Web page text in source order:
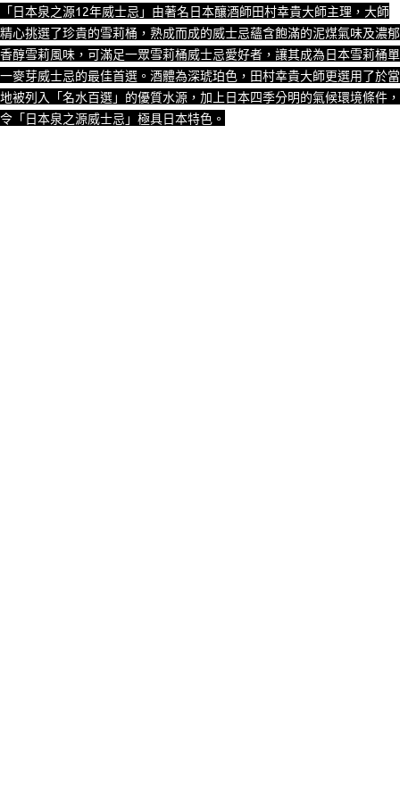
「日本泉之源12年威士忌」由著名日本釀酒師田村幸貴大師主理，大師
精心挑選了珍貴的雪莉桶，熟成而成的威士忌蘊含飽滿的泥煤氣味及濃郁
香醇雪莉風味，可滿足一眾雪莉桶威士忌愛好者，讓其成為日本雪莉桶單
一麥芽威士忌的最佳首選。酒體為深琥珀色，田村幸貴大師更選用了於當
地被列入「名水百選」的優質水源，加上日本四季分明的氣候環境條件，
令「日本泉之源威士忌」極具日本特色。